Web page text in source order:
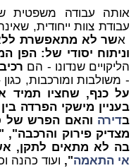
אותה עבודה משפטית
עבודת צוות ייחודית,
אשר לא מתאפשרת
וניתוח יסודי של: הפן
הליקויים שנדונו - הם
- משולבות ומורכבות, כגון
על כנף, שחציו תמיד
בעניין מישקי הפרדה
בדירה והאם הפרש של
מצדיק פירוק
בה לא מתאים לתקן,
אי התאמה", ועוד כהנה